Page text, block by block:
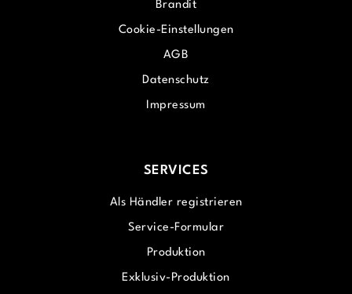
Brandit
Cookie-Einstellungen
AGB
Datenschutz
Impressum
SERVICES
Als Händler registrieren
Service-Formular
Produktion
Exklusiv-Produktion